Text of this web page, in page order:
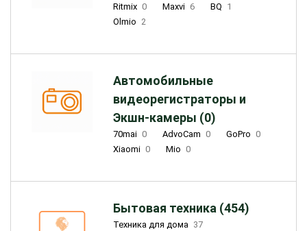
Ritmix 0 Maxvi 6 BQ 1
Olmio 2
Автомобильные
видеорегистраторы и
Экшн-камеры (0)
70mai 0 AdvoCam 0 GoPro 0
Xiaomi 0 Mio 0
Бытовая техника (454)
Техника для дома 37